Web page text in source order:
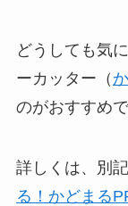
どうしても気
ーカッター（
のがおすすめで
詳しくは、別
る！かどまる